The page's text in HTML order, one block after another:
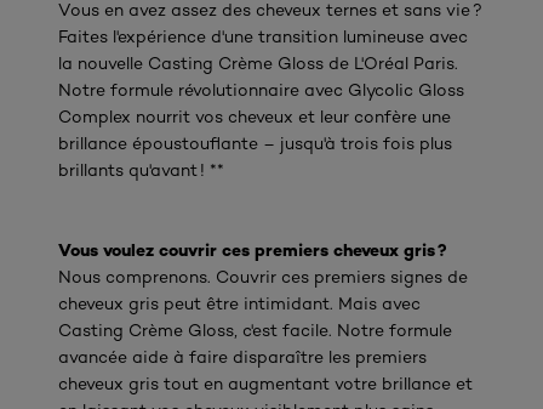
Vous en avez assez des cheveux ternes et sans vie ?
Faites l'expérience d'une transition lumineuse avec
la nouvelle Casting Crème Gloss de L'Oréal Paris.
Notre formule révolutionnaire avec Glycolic Gloss
Complex nourrit vos cheveux et leur confère une
brillance époustouflante – jusqu'à trois fois plus
brillants qu'avant ! **
Vous voulez couvrir ces premiers cheveux gris ?
Nous comprenons. Couvrir ces premiers signes de
cheveux gris peut être intimidant. Mais avec
Casting Crème Gloss, c'est facile. Notre formule
avancée aide à faire disparaître les premiers
cheveux gris tout en augmentant votre brillance et